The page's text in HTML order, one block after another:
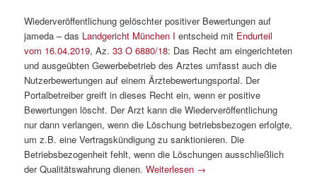
Wiederveröffentlichung gelöschter positiver Bewertungen auf
jameda – das Landgericht München I entscheid mit Endurteil
vom 16.04.2019, Az.33 O 6880/18: Das Recht am eingerichteten
und ausgeübten Gewerbebetrieb des Arztes umfasst auch die
Nutzerbewertungen auf einem Ärztebewertungsportal. Der
Portalbetreiber greift in dieses Recht ein, wenn er positive
Bewertungen löscht. Der Arzt kann die Wiederveröffentlichung
nur dann verlangen, wenn die Löschung betriebsbezogen erfolgte,
um z.B. eine Vertragskündigung zu sanktionieren. Die
Betriebsbezogenheit fehlt, wenn die Löschungen ausschließlich
der Qualitätswahrung dienen.Weiterlesen →